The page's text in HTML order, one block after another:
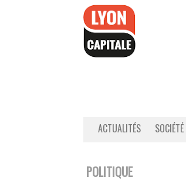
ACTUALITÉS SOCIÉTÉ
POLITIQUE